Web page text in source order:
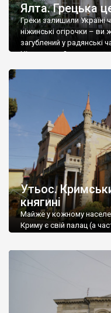
Ялта. Грецька
Греки залишили Україні
ніжинські огірочки – ви
загублений у радянські
Ніжин греки?
Утьос.
княгині
Майже у кожному
Криму є свій палац (а